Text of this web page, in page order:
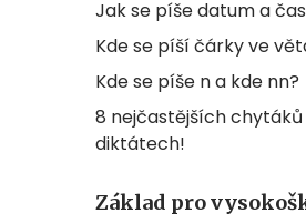
Jak se píše datum a
Kde se píší čárky ve
Kde se píše n a kde nn?
8 nejčastějších chytáků
diktátech!
Základ pro